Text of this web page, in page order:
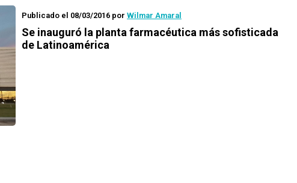
Publicado el 08/03/2016 por Wilmar Amaral
Se inauguró la planta farmacéutica más sofisticada
de Latinoamérica